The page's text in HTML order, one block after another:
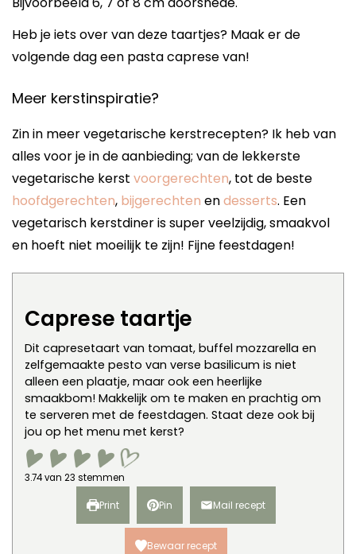
Heb je iets over van deze taartjes? Maak er de
volgende dag een pasta caprese van!
Meer kerstinspiratie?
Zin in meer vegetarische kerstrecepten? Ik heb van
alles voor je in de aanbieding; van de lekkerste
vegetarische kerst voorgerechten, tot de beste
hoofdgerechten, bijgerechten endesserts. Een
vegetarisch kerstdiner is super veelzijdig, smaakvol
en hoeft niet moeilijk te zijn! Fijne feestdagen!
Caprese taartje
Dit capresetaart van tomaat, buffel mozzarella en
zelfgemaakte pesto van verse basilicum is niet
alleen een plaatje, maar ook een heerlijke
smaakbom! Makkelijk om te maken en prachtig om
te serveren met de feestdagen. Staat deze ook bij
jou op het menu met kerst?
3.74van 23 stemmen
Print Pin Mail recept
Bewaar recept